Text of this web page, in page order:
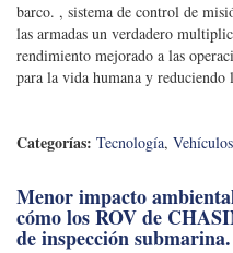
barco. , sistema de control de
las armadas un verdadero
rendimiento mejorado a las
para la vida humana y
Categorías: Tecnología,
Menor impacto
cómo los ROV de
de inspección submarina.